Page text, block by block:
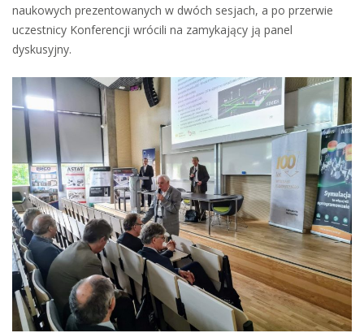
naukowych prezentowanych w dwóch sesjach, a po przerwie
uczestnicy Konferencji wrócili na zamykający ją panel
dyskusyjny.